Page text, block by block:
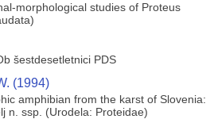
morphological studies of Proteus
šestdesetletnici PDS
(1994)
amphibian from the karst of Slovenia:
n. ssp. (Urodela: Proteidae)